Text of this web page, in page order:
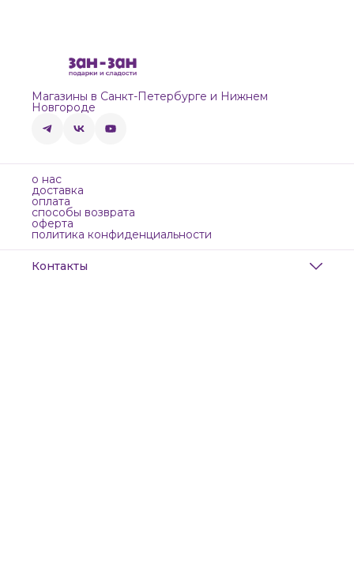
Магазины в Санкт-Петербурге и Нижнем
Новгороде
о нас
доставка
оплата
способы возврата
оферта
политика конфиденциальности
Контакты